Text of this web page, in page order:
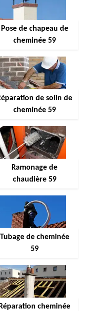
Pose de chapeau de
cheminée 59
de solin de
cheminée 59
Ramonage de
chaudière 59
Tubage de cheminée
59
Réparation cheminée